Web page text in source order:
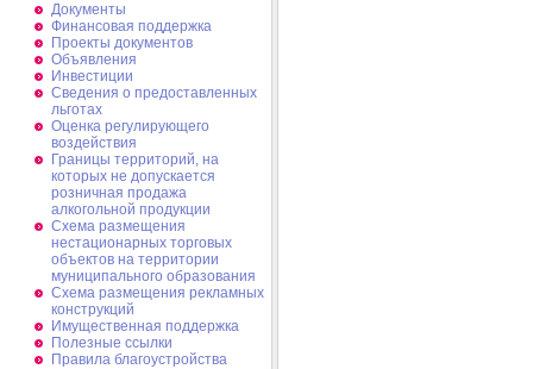
Документы
Финансовая поддержка
Проекты документов
Объявления
Инвестиции
Сведения о предоставленных
льготах
Оценка регулирующего
воздействия
Границы территорий, на
которых не допускается
розничная продажа
алкогольной продукции
Схема размещения
нестационарных торговых
объектов на территории
муниципального образования
Схема размещения рекламных
конструкций
Имущественная поддержка
Полезные ссылки
Правила благоустройства